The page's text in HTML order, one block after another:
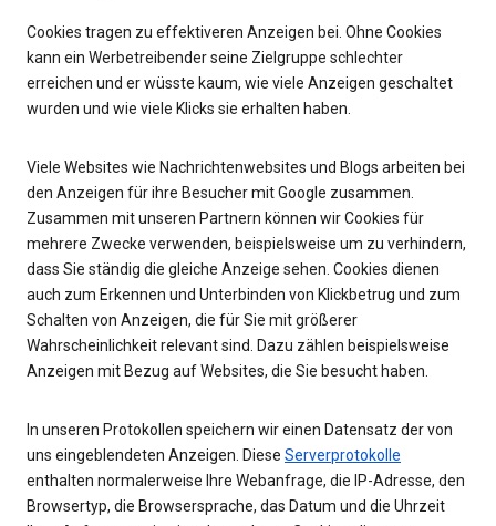
Cookies tragen zu effektiveren Anzeigen bei. Ohne Cookies
kann ein Werbetreibender seine Zielgruppe schlechter
erreichen und er wüsste kaum, wie viele Anzeigen geschaltet
wurden und wie viele Klicks sie erhalten haben.
Viele Websites wie Nachrichtenwebsites und Blogs arbeiten bei
den Anzeigen für ihre Besucher mit Google zusammen.
Zusammen mit unseren Partnern können wir Cookies für
mehrere Zwecke verwenden, beispielsweise um zu verhindern,
dass Sie ständig die gleiche Anzeige sehen. Cookies dienen
auch zum Erkennen und Unterbinden von Klickbetrug und zum
Schalten von Anzeigen, die für Sie mit größerer
Wahrscheinlichkeit relevant sind. Dazu zählen beispielsweise
Anzeigen mit Bezug auf Websites, die Sie besucht haben.
In unseren Protokollen speichern wir einen Datensatz der von
uns eingeblendeten Anzeigen. Diese Serverprotokolle
enthalten normalerweise Ihre Webanfrage, die IP-Adresse, den
Browsertyp, die Browsersprache, das Datum und die Uhrzeit